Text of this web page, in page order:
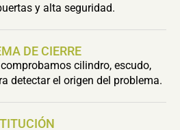
y alta seguridad.
DE CIERRE
cilindro, escudo,
detectar el origen del problema.